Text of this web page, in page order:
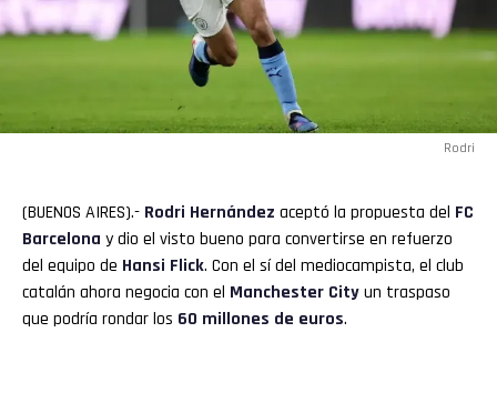
Rodri
(BUENOS AIRES).- Rodri Hernández aceptó la propuesta del FC
Barcelona y dio el visto bueno para convertirse en refuerzo
del equipo de Hansi Flick. Con el sí del mediocampista, el club
catalán ahora negocia con el Manchester Cityun traspaso
que podría rondar los 60 millones de euros.